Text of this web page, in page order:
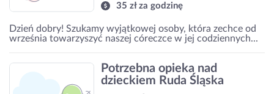
35 zł za godzinę
Dzień dobry! Szukamy wyjątkowej osoby, która zechce od
września towarzyszyć naszej córeczce w jej codziennych...
Potrzebna opieka nad
dzieckiem Ruda Śląska